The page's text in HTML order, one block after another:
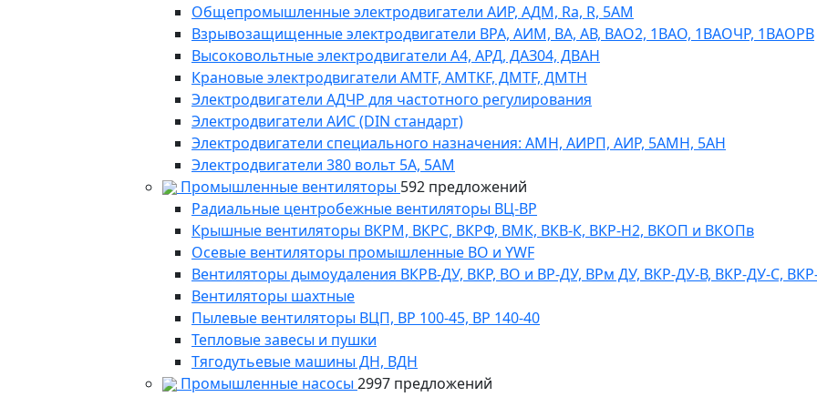
Общепромышленные электродвигатели АИР, АДМ, Ra, R, 5AM
Взрывозащищенные электродвигатели ВРА, АИМ, ВА, АВ, ВАO2, 1ВАО, 1ВАОЧР, 1ВАОРВ
Высоковольтные электродвигатели A4, АРД, ДАЗ04, ДВАН
Крановые электродвигатели AMTF, AMTKF, ДMTF, ДМТН
Электродвигатели АДЧР для частотного регулирования
Электродвигатели АИС (DIN стандарт)
Электродвигатели специального назначения: АМН, АИРП, АИР, 5АМН, 5АН
Электродвигатели 380 вольт 5А, 5АМ
Промышленные вентиляторы 592 предложений
Радиальные центробежные вентиляторы ВЦ-ВР
Крышные вентиляторы ВКРМ, ВКРС, ВКРФ, ВМК, ВКВ-К, ВКР-Н2, ВКОП и ВКОПв
Осевые вентиляторы промышленные ВО и YWF
Вентиляторы дымоудаления ВКРВ-ДУ, ВКР, ВО и ВР-ДУ, ВРм ДУ, ВКР-ДУ-В, ВКР-ДУ-С,
Вентиляторы шахтные
Пылевые вентиляторы ВЦП, ВР 100-45, ВР 140-40
Тепловые завесы и пушки
Тягодутьевые машины ДН, ВДН
Промышленные насосы 2997 предложений